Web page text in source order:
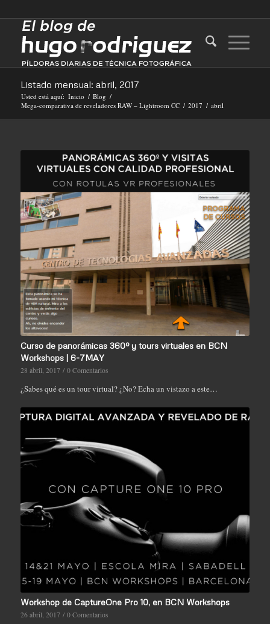
Listado mensual: abril, 2017
Usted está aquí: Inicio / Blog /
Mega-comparativa de reveladores RAW – Lightroom CC / 2017 / abril
Curso de panorámicas 360º y tours virtuales en BCN
Workshops | 6-7MAY
28 abril, 2017 / 0 Comentarios
¿Sabes qué es un tour virtual? ¿No? Echa un vistazo a este…
Workshop de CaptureOne Pro 10, en BCN Workshops
26 abril, 2017 / 0 Comentarios